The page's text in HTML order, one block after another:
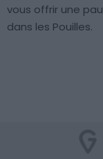
vous offrir une
dans les Pouilles.